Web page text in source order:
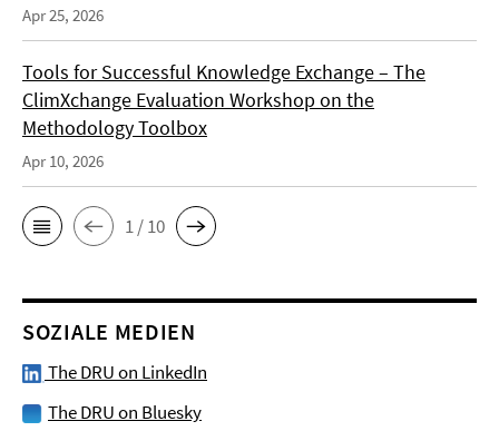
Apr 25, 2026
Tools for Successful Knowledge Exchange – The
ClimXchange Evaluation Workshop on the
Methodology Toolbox
Apr 10, 2026
1 / 10
SOZIALE MEDIEN
The DRU on LinkedIn
The DRU on Bluesky